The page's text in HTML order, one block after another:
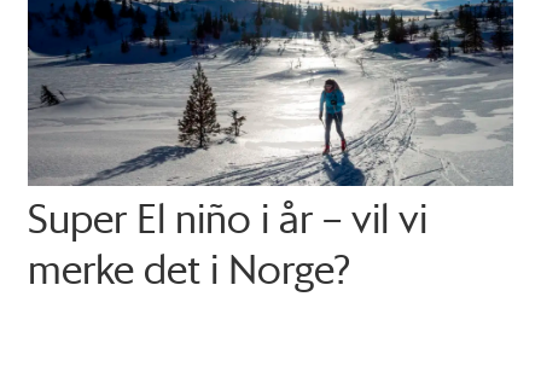
Super El niño i år – vil vi
merke det i Norge?